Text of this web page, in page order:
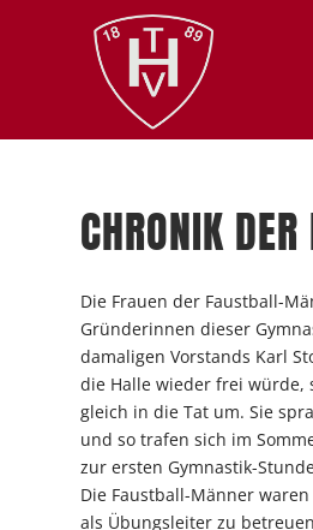
CHRONIK
Die Frauen der Faustball-
Gründerinnen dieser
damaligen Vorstands Karl
die Halle wieder frei würde,
gleich in die Tat um. Sie
und so trafen sich im
zur ersten Gymnastik-
Die Faustball-Männer
als Übungsleiter zu